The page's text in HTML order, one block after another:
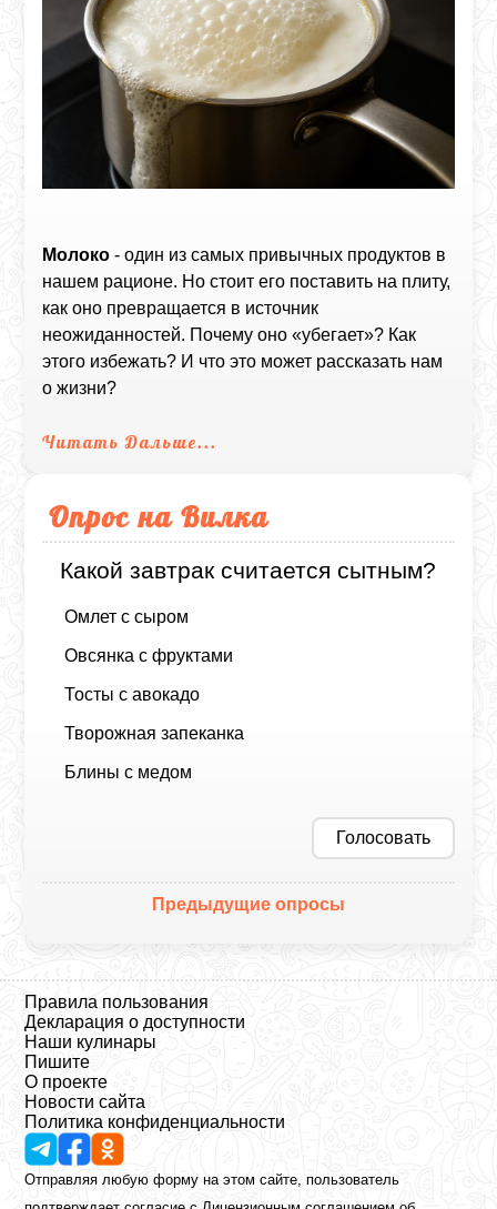
Молоко - один из самых привычных продуктов в
нашем рационе. Но стоит его поставить на плиту,
как оно превращается в источник
неожиданностей. Почему оно «убегает»? Как
этого избежать? И что это может рассказать нам
о жизни?
Читать Дальше...
Опрос на Вилка
Какой завтрак считается сытным?
Омлет с сыром
Овсянка с фруктами
Тосты с авокадо
Творожная запеканка
Блины с медом
Голосовать
Предыдущие опросы
Правила пользования
Декларация о доступности
Наши кулинары
Пишите
О проекте
Новости сайта
Политика конфиденциальности
Отправляя любую форму на этом сайте, пользователь